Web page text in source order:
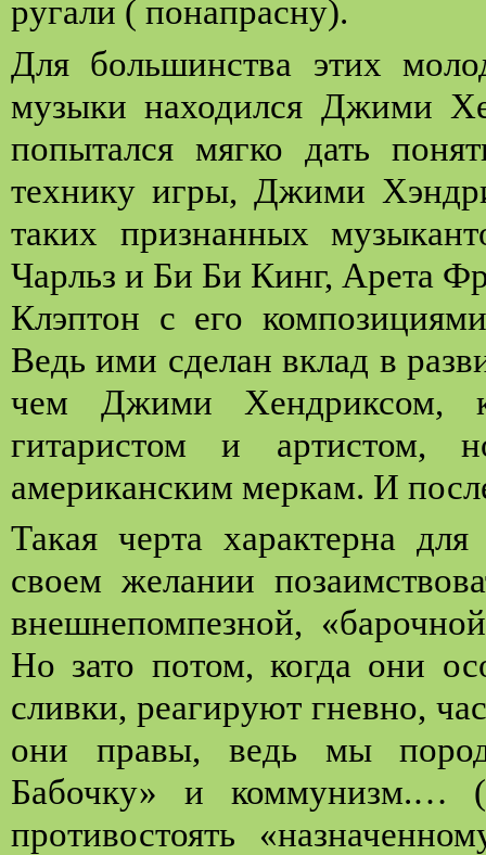
ругали ( понапрасну).
Для большинства этих
музыки находился Джими
попытался мягко дать
технику игры, Джими
таких признанных
Чарльз и Би Би Кинг, Арета
Клэптон с его
Ведь ими сделан вклад в
чем Джими Хендриксом,
гитаристом и
американским меркам. И
Такая черта характерна
своем желании
внешнепомпезной,
Но зато потом, когда они
сливки, реагируют гневно,
они правы, ведь мы
Бабочку» и коммунизм.…
противостоять